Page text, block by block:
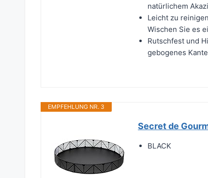
natürlichem
Leicht zu
Wischen Sie es
Rutschfest und
gebogenes
EMPFEHLUNG NR. 3
Secret de
BLACK